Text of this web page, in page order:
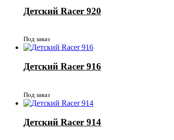
Детский Racer 920
Под заказ
Детский Racer 916
Под заказ
Детский Racer 914